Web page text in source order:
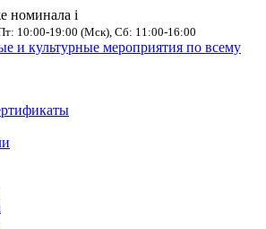
номинала i
10:00-19:00 (Мск), Сб: 11:00-16:00
и культурные мероприятия по всему